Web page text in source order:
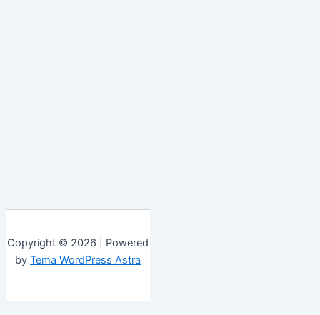
Copyright © 2026 | Powered
by Tema WordPress Astra